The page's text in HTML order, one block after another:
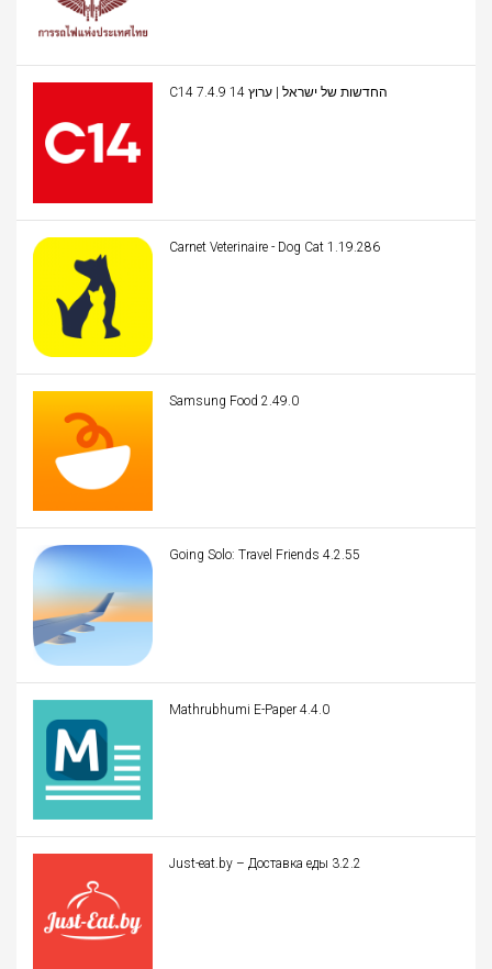
C14 החדשות של ישראל | ערוץ 14 7.4.9
Carnet Veterinaire - Dog Cat 1.19.286
Samsung Food 2.49.0
Going Solo: Travel Friends 4.2.55
Mathrubhumi E-Paper 4.4.0
Just-eat.by – Доставка еды 3.2.2